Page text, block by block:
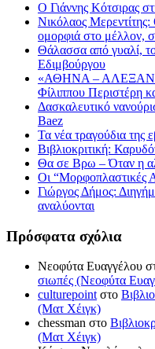
Ο Γιάννης Κότσιρας
Νικόλαος
ομορφιά στο μέλλον,
Θάλασσα από γυαλί,
Εδιμβούργου
«ΑΘΗΝΑ –
Φίλιππου Περιστέρη
Δασκαλευτικό
Baez
Τα νέα τραγούδια της
Βιβλιοκριτική:
Θα σε Βρω – Όταν η
Οι “Μορφοπλαστικές
Γιώργος Δήμος:
αναλύονται
Πρόσφατα σχόλια
Νεοφύτα Ευαγγέλου
σιωπές (Νεοφύτα
culturepointστο
(Ματ Χέιγκ)
chessman στο
(Ματ Χέιγκ)